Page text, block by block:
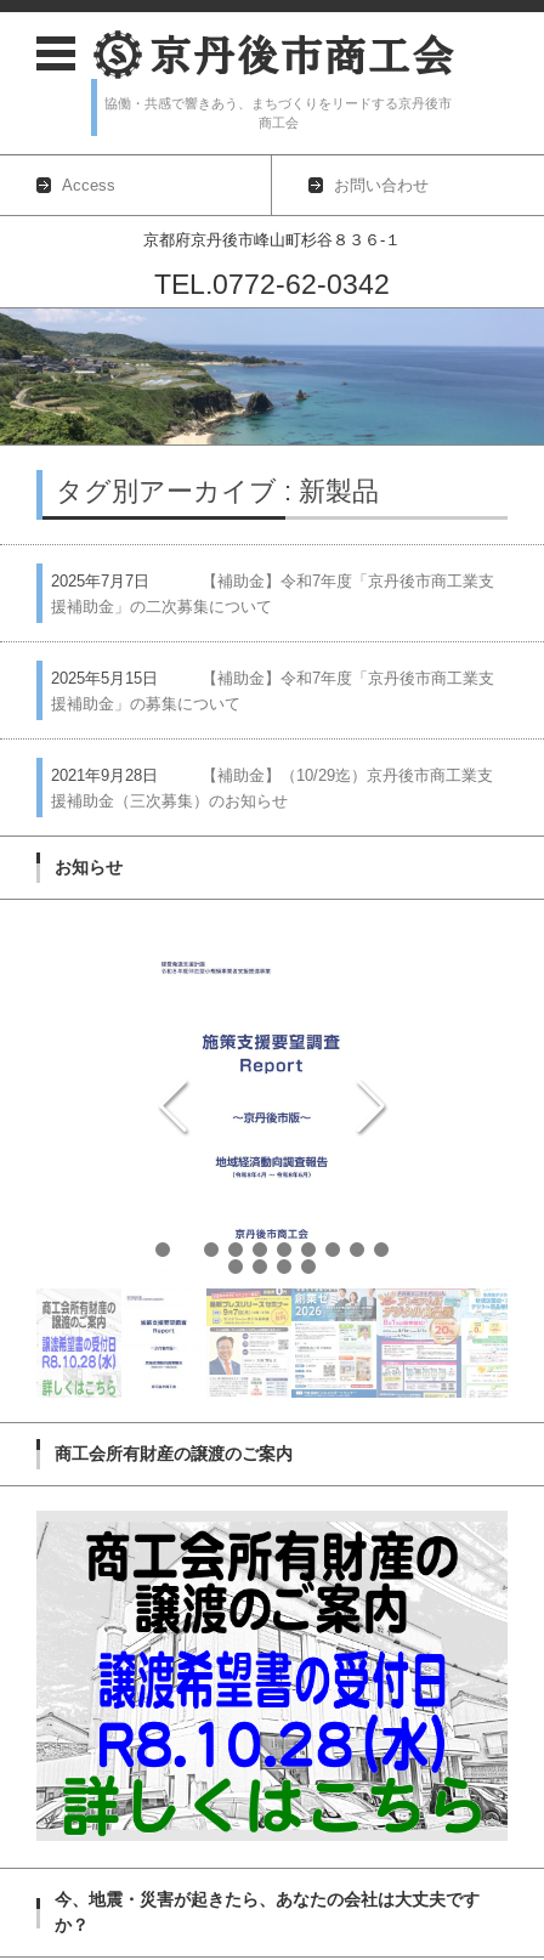
協働・共感で響きあう、まちづくりをリードする京丹後市
商工会
Access お問い合わせ
京都府京丹後市峰山町杉谷８３６-１
TEL.0772-62-0342
コンテンツに移動
タグ別アーカイブ : 新製品
2025年7月7日
【補助金】令和7年度「京丹後市商工業支
援補助金」の二次募集について
2025年5月15日
【補助金】令和7年度「京丹後市商工業支
援補助金」の募集について
2021年9月28日
【補助金】（10/29迄）京丹後市商工業支
援補助金（三次募集）のお知らせ
お知らせ
商工会所有財産の譲渡のご案内
今、地震・災害が起きたら、あなたの会社は大丈夫です
か？